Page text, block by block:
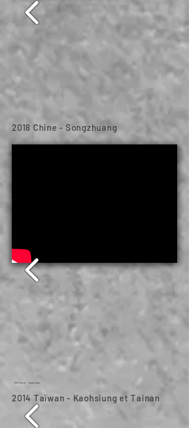
2018 Chine - Songzhuang
2016 Chine - Jingdezhen
2014 Taïwan - Kaohsiung et Tainan